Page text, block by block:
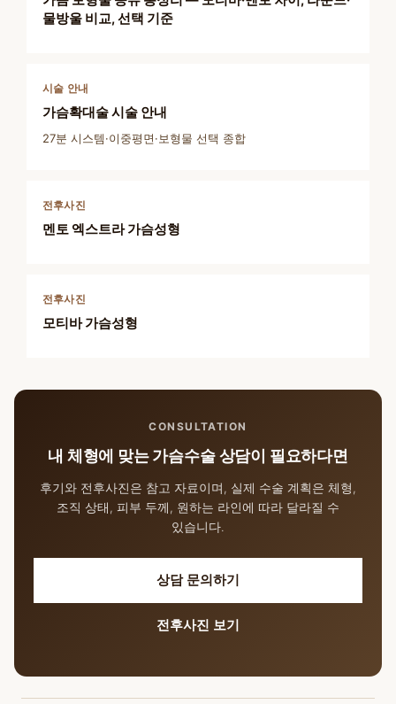
물방울 비교, 선택 기준
시술 안내
가슴확대술 시술 안내
27분 시스템·이중평면·보형물 선택 종합
전후사진
멘토 엑스트라 가슴성형
전후사진
모티바 가슴성형
CONSULTATION
내 체형에 맞는 가슴수술 상담이 필요하다면
후기와 전후사진은 참고 자료이며, 실제 수술 계획은 체형,
조직 상태, 피부 두께, 원하는 라인에 따라 달라질 수
있습니다.
상담 문의하기
전후사진 보기